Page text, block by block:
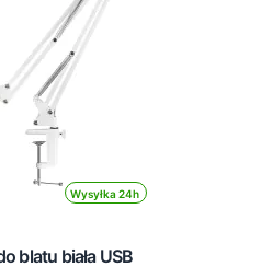
Wysyłka 24h
blatu biała USB